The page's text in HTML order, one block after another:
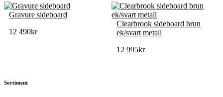
Gravure sideboard
12 490kr
Clearbrook sideboard brun
ek/svart metall
12 995kr
Sortiment